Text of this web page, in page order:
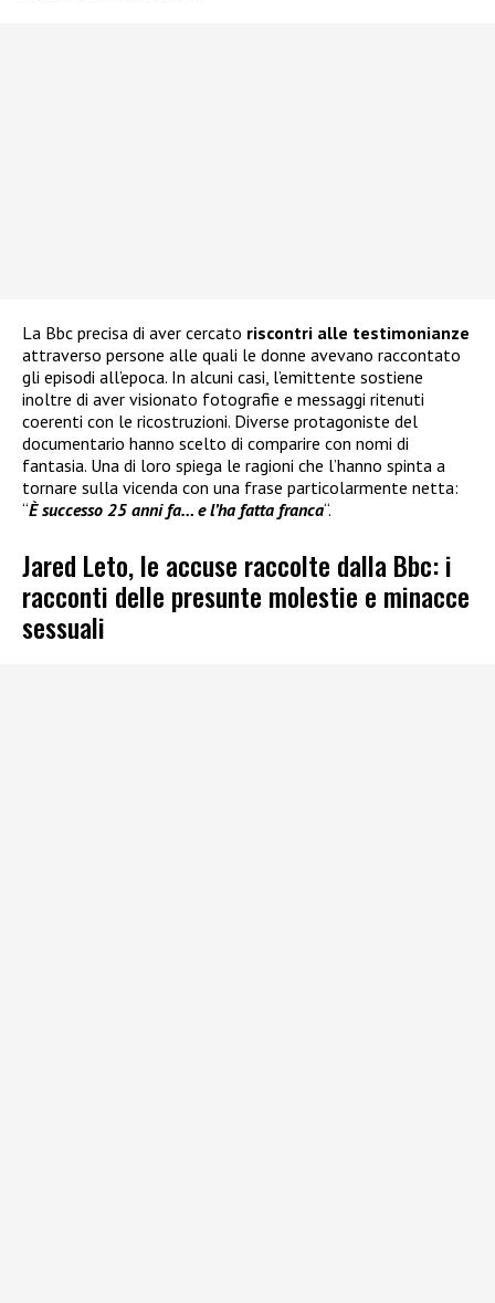
La Bbc precisa di aver cercato riscontri alle testimonianze
attraverso persone alle quali le donne avevano raccontato
gli episodi all’epoca. In alcuni casi, l’emittente sostiene
inoltre di aver visionato fotografie e messaggi ritenuti
coerenti con le ricostruzioni. Diverse protagoniste del
documentario hanno scelto di comparire con nomi di
fantasia. Una di loro spiega le ragioni che l’hanno spinta a
tornare sulla vicenda con una frase particolarmente netta:
“È successo 25 anni fa… e l’ha fatta franca“.
Jared Leto, le accuse raccolte dalla Bbc: i
racconti delle presunte molestie e minacce
sessuali